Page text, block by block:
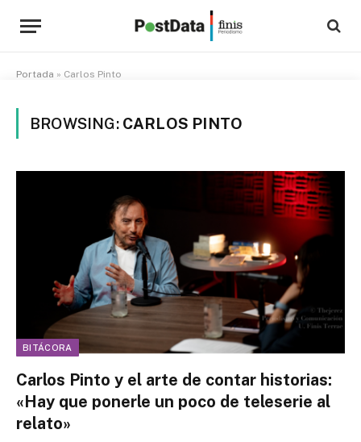
Portada » Carlos Pinto
BROWSING: CARLOS PINTO
BITÁCORA
Carlos Pinto y el arte de contar historias:
«Hay que ponerle un poco de teleserie al
relato»